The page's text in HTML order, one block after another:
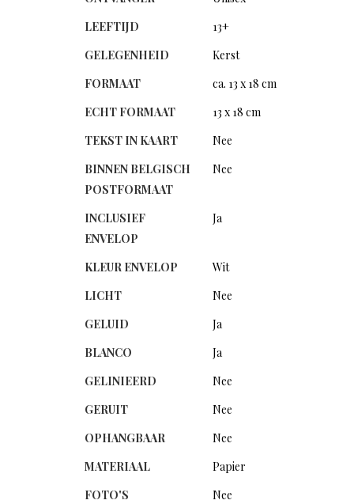
LEEFTIJD
13+
GELEGENHEID
Kerst
FORMAAT
ca. 13 x 18 cm
ECHT FORMAAT
13 x 18 cm
TEKST IN KAART
Nee
BINNEN BELGISCH
POSTFORMAAT
Nee
INCLUSIEF
ENVELOP
Ja
KLEUR ENVELOP
Wit
LICHT
Nee
GELUID
Ja
BLANCO
Ja
GELINIEERD
Nee
GERUIT
Nee
OPHANGBAAR
Nee
MATERIAAL
Papier
FOTO'S
Nee